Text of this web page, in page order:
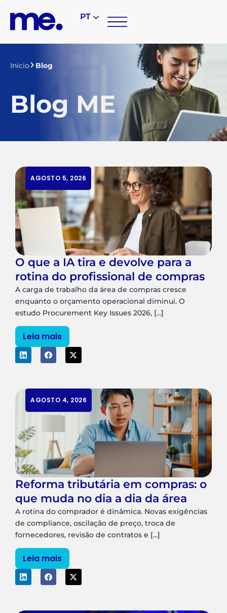
PT
Início Blog
Blog ME
AGOSTO 5, 2026
O que a IA tira e devolve para a
rotina do profissional de compras
A carga de trabalho da área de compras cresce
enquanto o orçamento operacional diminui. O
estudo Procurement Key Issues 2026, [...]
Leia mais
AGOSTO 4, 2026
Reforma tributária em compras: o
que muda no dia a dia da área
A rotina do comprador é dinâmica. Novas exigências
de compliance, oscilação de preço, troca de
fornecedores, revisão de contratos e [...]
Leia mais